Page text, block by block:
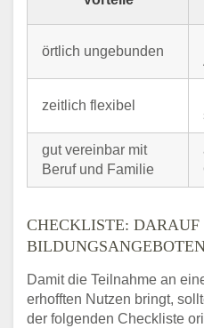
örtlich ungebunden
zeitlich flexibel
gut vereinbar mit
Beruf und Familie
CHECKLISTE:
Damit die Teilnahme an
erhofften Nutzen bringt,
der folgenden Checkliste